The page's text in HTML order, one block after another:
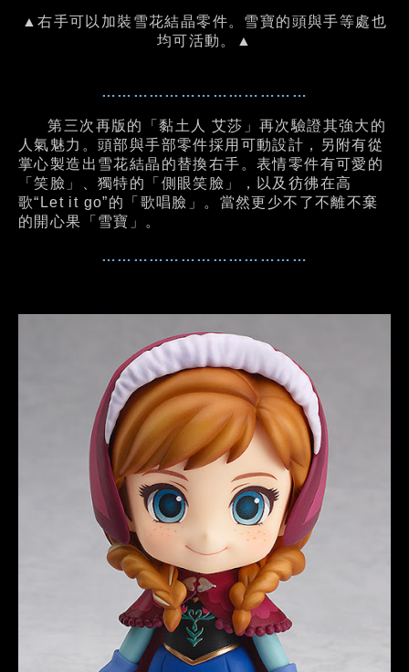
▲右手可以加裝雪花結晶零件。雪寶的頭與手等處也
均可活動。▲
…………………………………
第三次再版的「黏土人 艾莎」再次驗證其強大的
人氣魅力。頭部與手部零件採用可動設計，另附有從
掌心製造出雪花結晶的替換右手。表情零件有可愛的
「笑臉」、獨特的「側眼笑臉」，以及彷彿在高
歌“Let it go”的「歌唱臉」。當然更少不了不離不棄
的開心果「雪寶」。
…………………………………